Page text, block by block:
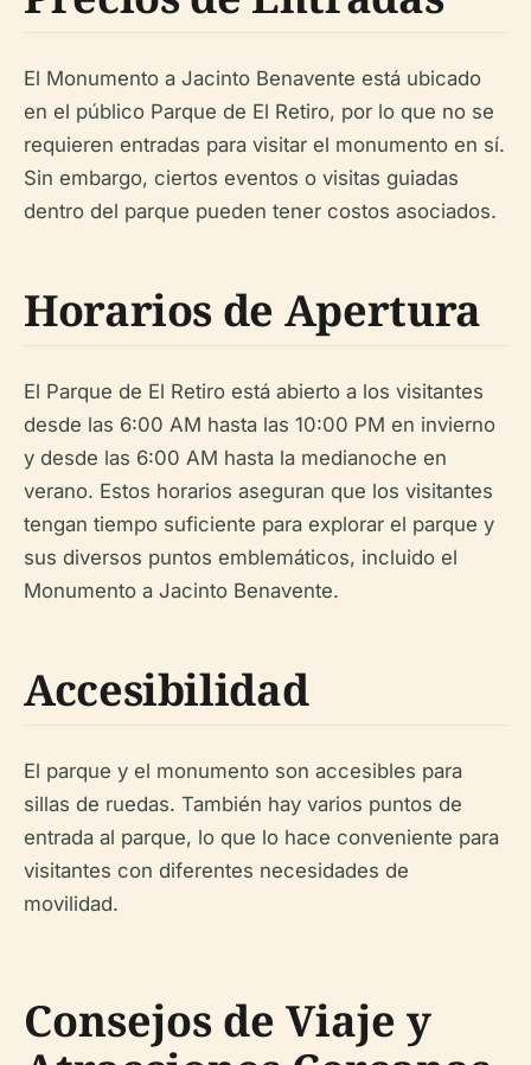
El Monumento a Jacinto Benavente está ubicado
en el público Parque de El Retiro, por lo que no se
requieren entradas para visitar el monumento en sí.
Sin embargo, ciertos eventos o visitas guiadas
dentro del parque pueden tener costos asociados.
Horarios de Apertura
El Parque de El Retiro está abierto a los visitantes
desde las 6:00 AM hasta las 10:00 PM en invierno
y desde las 6:00 AM hasta la medianoche en
verano. Estos horarios aseguran que los visitantes
tengan tiempo suficiente para explorar el parque y
sus diversos puntos emblemáticos, incluido el
Monumento a Jacinto Benavente.
Accesibilidad
El parque y el monumento son accesibles para
sillas de ruedas. También hay varios puntos de
entrada al parque, lo que lo hace conveniente para
visitantes con diferentes necesidades de
movilidad.
Consejos de Viaje y